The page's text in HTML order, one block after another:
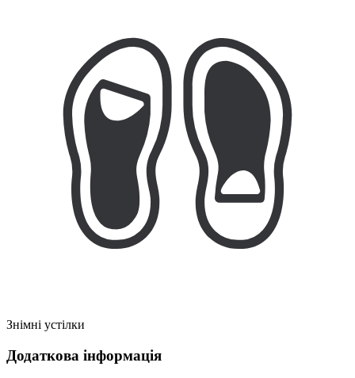
Знімні устілки
Додаткова інформація